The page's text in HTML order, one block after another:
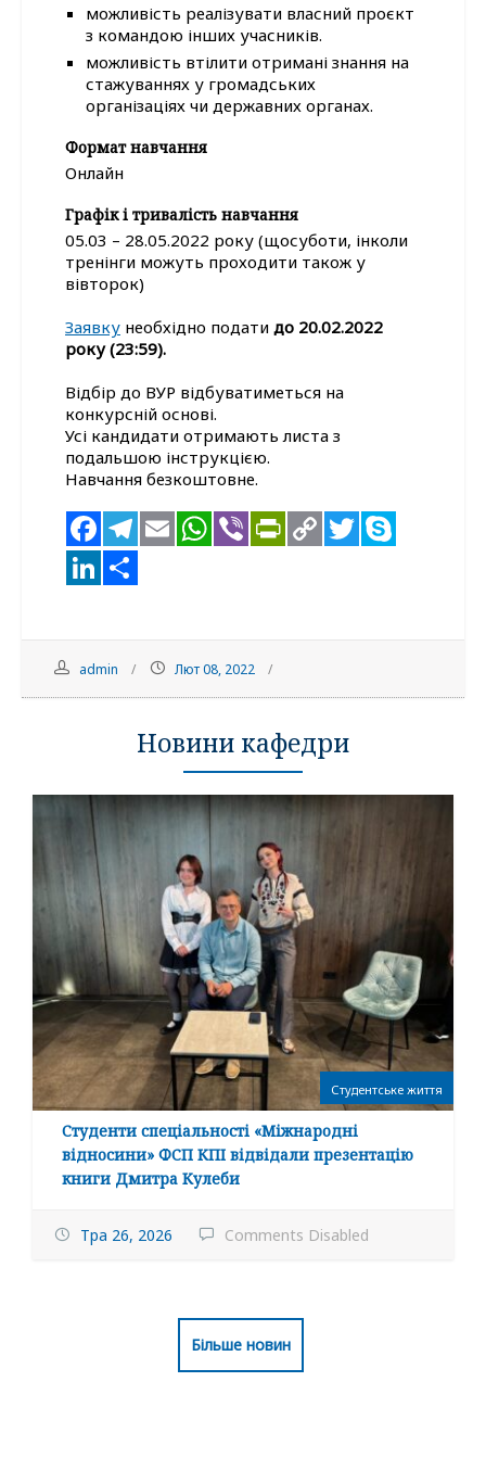
можливість реалізувати власний проєкт
з командою інших учасників.
можливість втілити отримані знання на
стажуваннях у громадських
організаціях чи державних органах.
Формат навчання
Онлайн
Графік і тривалість навчання
05.03 – 28.05.2022 року (щосуботи, інколи
тренінги можуть проходити також у
вівторок)
Заявку необхідно подати до 20.02.2022
року (23:59).
Відбір до ВУР відбуватиметься на
конкурсній основі.
Усі кандидати отримають листа з
подальшою інструкцією.
Навчання безкоштовне.
Facebook
Telegram
Email
WhatsApp
ViberCopyTwitter
LinkedIn
admin Лют 08, 2022
Новини кафедри
Студентське життя
Студенти спеціальності «Міжнародні
відносини» ФСП КПІ відвідали презентацію
книги Дмитра Кулеби
Тра 26, 2026 Comments Disabled
Більше новин